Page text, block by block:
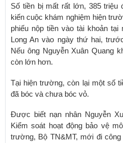
Số tiền bị mất rất lớn, 385 triệu
kiến cuộc khám nghiệm hiện
phiếu nộp tiền vào tài khoản
Long An vào ngày thứ hai,
Nếu ông Nguyễn Xuân Quang
còn lớn hơn.
Tại hiện trường, còn lại một số
đã bóc và chưa bóc vỏ.
Được biết nạn nhân Nguyễn
Kiểm soát hoạt động bảo vệ
trường, Bộ TN&MT, mới đi